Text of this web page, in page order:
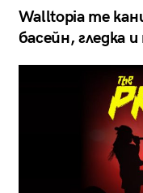
Walltopia те
басейн, гледка